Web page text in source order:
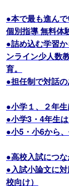
●本で最も進ん
個別指導 無料体
●詰め込む学習
ンライン少人数
育。
●担任制で対話
●小学１、２年
●小学3・4年生
●小5・小6から
●高校入試につ
●入試小論文に
校向け）